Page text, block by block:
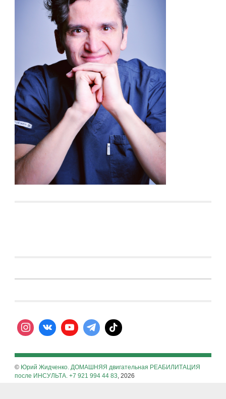
© Юрий Жидченко. ДОМАШНЯЯ двигательная РЕАБИЛИТАЦИЯ
после ИНСУЛЬТА. +7 921 994 44 83 , 2026